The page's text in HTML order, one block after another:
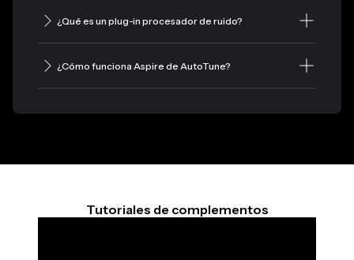
¿Qué es un plug-in procesador de ruido?
¿Cómo funciona Aspire de AutoTune?
Tutoriales de complementos